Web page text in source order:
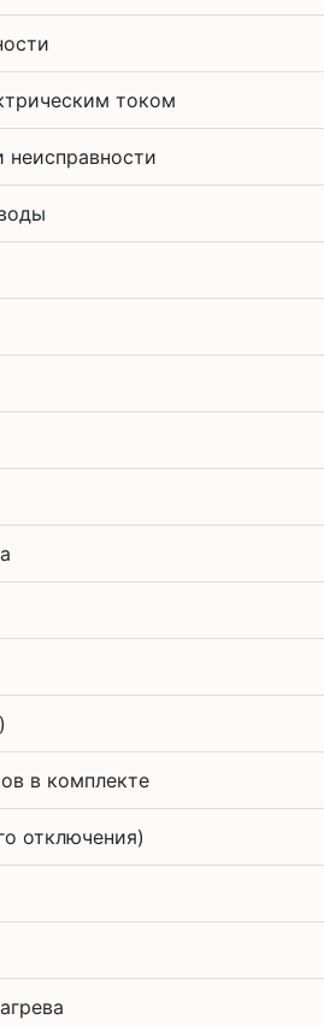
током
в комплекте
отключения)